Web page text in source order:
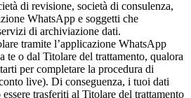
di revisione, società di consulenza,
WhatsApp e soggetti che
di archiviazione dati.
tramite l’applicazione WhatsApp
te o dal Titolare del trattamento, qualora
per completare la procedura di
live). Di conseguenza, i tuoi dati
trasferiti al Titolare del trattamento